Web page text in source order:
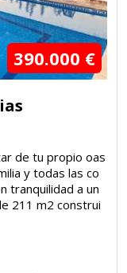
390.000 €
de tu propio oas
y todas las co
tranquilidad a un
211 m2 construi